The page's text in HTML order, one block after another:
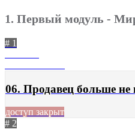
1. Первый модуль -
# 1
06. Продавец больше не
доступ закрыт
# 2